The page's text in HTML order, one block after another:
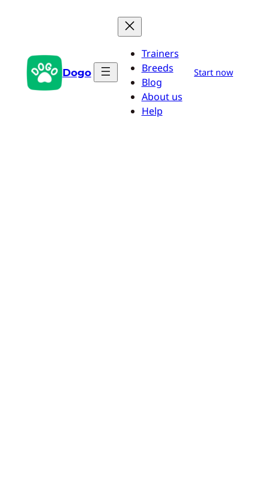
Dogo
Trainers
Breeds
Blog
About us
Help
Start now